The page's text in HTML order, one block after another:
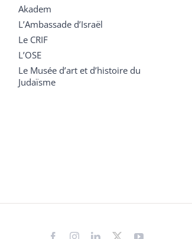
Akadem
L’Ambassade d’Israël
Le CRIF
L’OSE
Le Musée d’art et d’histoire du
Judaïsme
FacebookInstagramLinkedIn
X YouTube